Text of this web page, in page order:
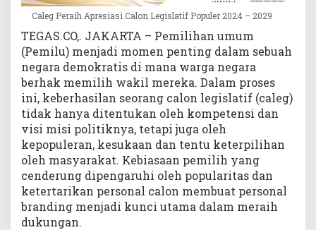
l
e
r
2
0
2
4
-
2
0
2
9
Caleg Peraih Apresiasi Calon Legislatif Populer 2024 – 2029
TEGAS.CO,. JAKARTA – Pemilihan umum
(Pemilu) menjadi momen penting dalam sebuah
negara demokratis di mana warga negara
berhak memilih wakil mereka. Dalam proses
ini, keberhasilan seorang calon legislatif (caleg)
tidak hanya ditentukan oleh kompetensi dan
visi misi politiknya, tetapi juga oleh
kepopuleran, kesukaan dan tentu keterpilihan
oleh masyarakat. Kebiasaan pemilih yang
cenderung dipengaruhi oleh popularitas dan
ketertarikan personal calon membuat personal
branding menjadi kunci utama dalam meraih
dukungan.